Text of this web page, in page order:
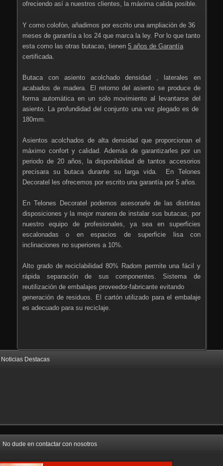
ofreciendo así a nuestros clientes, la máxima calida posible.
Y como colofón, añadimos por escrito una ampliación de 36
meses de garantía a los 24 que marca la ley. Por lo que tanto
esta como las otras butacas, tienen5 años de Garantía
certificada.
Butaca con asiento acolchado densidad , laterales en
acabados de madera. El retorno del asiento se produce de
forma automática en un solo movimiento al levantarse del
asiento. La profundidad del conjunto una vez plegado es de
180mm.
Asientos acolchados de alta densidad que proporcionan el
máximo confort y calidad. Además de garantizarles por un
periodo de 20 años, la disponibilidad de tantos accesorios
precisara su butaca durante su larga vida. En Telones
Decoratel les ofrecemos por escrito una garantía por 5 años.
En Telones Decoratel podemos asesorarle de las distintas
disposiciones y la mejor manera de instalar sus butacas, por
nuestro equipo de profesionales, ya sea en superficies
escalonadas o en espacios de superficie lisa con
inclinaciones no superiores a 10%.
Alto grado de reciclabilidad 80% Radom permite una fácil y
rápida separación de sus componentes. Sistema de
reutilización de embalajes proveedor-fabricante evitando
generación de residuos. El cartón utilizado para el embalaje
es adecuado para su reciclaje.
Noticias Destacas
No dude en contactar con nosotros